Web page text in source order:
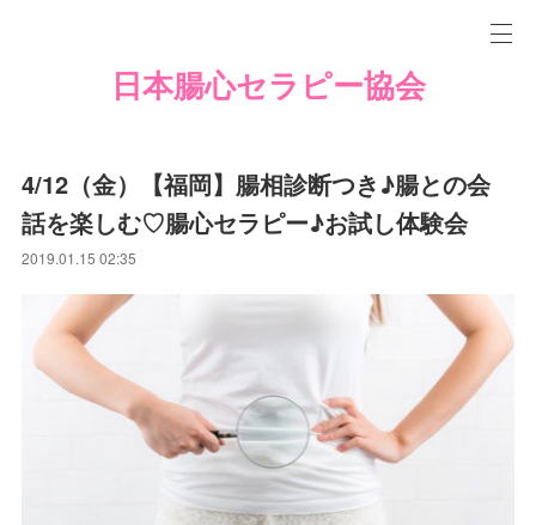
日本腸心セラピー協会
4/12（金）【福岡】腸相診断つき♪腸との会
話を楽しむ♡腸心セラピー♪お試し体験会
2019.01.15 02:35